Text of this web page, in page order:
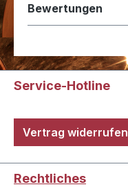
Bewertungen
Service-Hotline
Vertrag widerrufen
Rechtliches